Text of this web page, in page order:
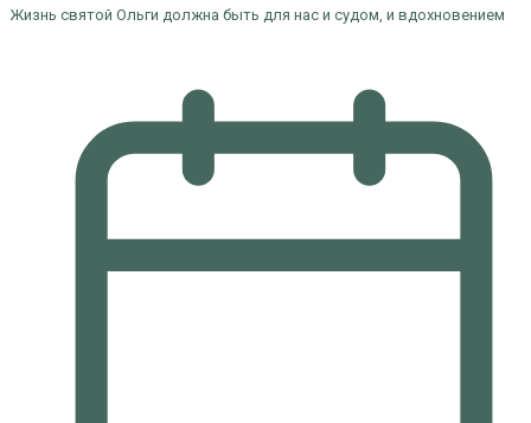
Жизнь святой Ольги должна быть для нас и судом, и вдохновением